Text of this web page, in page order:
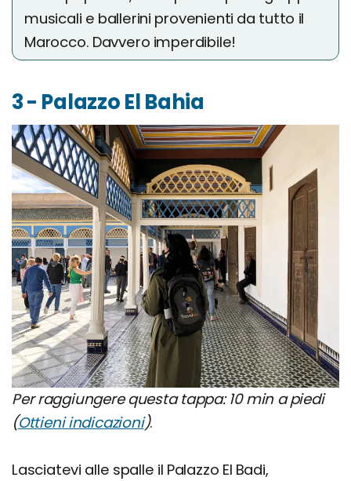
musicali e ballerini provenienti da tutto il
Marocco. Davvero imperdibile!
3 - Palazzo El Bahia
Per raggiungere questa tappa: 10 min a piedi
(Ottieni indicazioni).
Lasciatevi alle spalle il Palazzo El Badi,